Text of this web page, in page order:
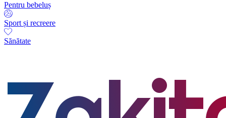
Pentru bebeluș
Sport și recreere
Sănătate